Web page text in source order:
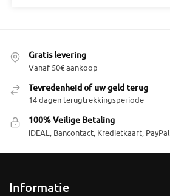
Gratis levering
Vanaf 50€ aankoop
Tevredenheid of uw geld terug
14 dagen terugtrekkingsperiode
100% Veilige Betaling
iDEAL, Bancontact, Kredietkaart, PayPal
Informatie